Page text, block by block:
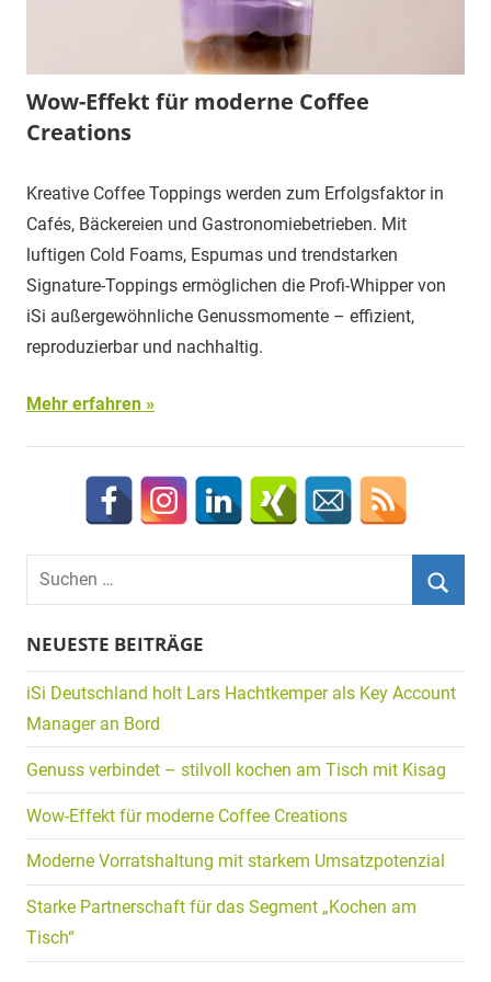
Wow-Effekt für moderne Coffee
Creations
Kreative Coffee Toppings werden zum Erfolgsfaktor in
Cafés, Bäckereien und Gastronomiebetrieben. Mit
luftigen Cold Foams, Espumas und trendstarken
Signature-Toppings ermöglichen die Profi-Whipper von
iSi außergewöhnliche Genussmomente – effizient,
reproduzierbar und nachhaltig.
Mehr erfahren
Suchen
nach:
NEUESTE BEITRÄGE
iSi Deutschland holt Lars Hachtkemper als Key Account
Manager an Bord
Genuss verbindet – stilvoll kochen am Tisch mit Kisag
Wow-Effekt für moderne Coffee Creations
Moderne Vorratshaltung mit starkem Umsatzpotenzial
Starke Partnerschaft für das Segment „Kochen am
Tisch“